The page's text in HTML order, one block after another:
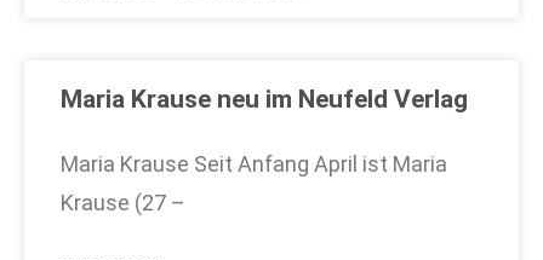
Maria Krause neu im Neufeld Verlag
Maria Krause Seit Anfang April ist Maria
Krause (27 –